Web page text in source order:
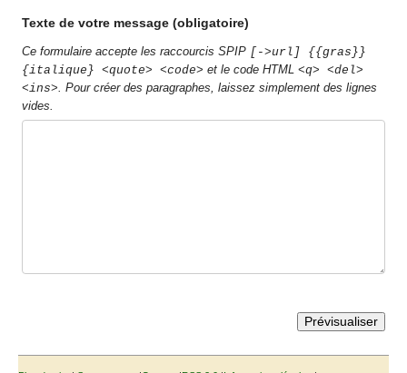
Texte de votre message (obligatoire)
Ce formulaire accepte les raccourcis SPIP [->url] {{gras}}
{italique} <quote> <code> et le code HTML<q> <del>
<ins> . Pour créer des paragraphes, laissez simplement des lignes
vides.